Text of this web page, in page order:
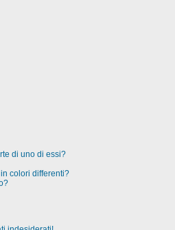
di uno di essi?
colori differenti?